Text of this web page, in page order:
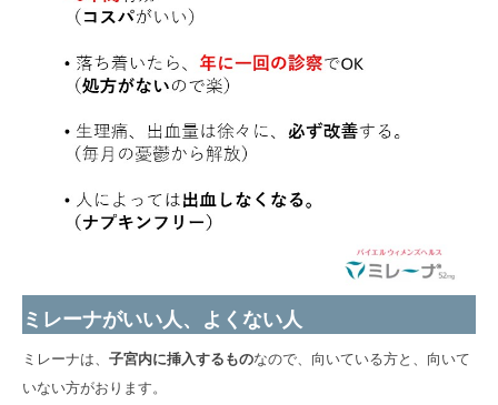
ミレーナがいい人、よくない人
ミレーナは、 子宮内に挿入するものなので、向いている方と、向いて
いない方がおります。